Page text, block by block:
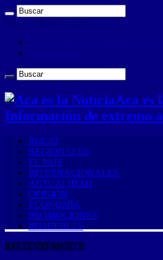
jueves , agosto 6 2026
Aca es
Información de extremo
INICIO
REGIONALES
EL PAÍS
INTERNACIONALES
ACTUALIDAD
OPINIÓN
ECONOMÍA
PROMOCIONES
INMUEBLES
RECIENTEMENTE